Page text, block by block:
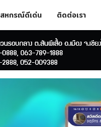
สหกรณ์ดีเด่น ติดต่อเรา